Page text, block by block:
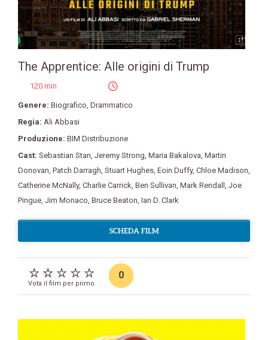
The Apprentice: Alle origini di Trump
120 min
Genere: Biografico, Drammatico
Regia: Ali Abbasi
Produzione: BIM Distribuzione
Cast: Sebastian Stan, Jeremy Strong, Maria Bakalova, Martin
Donovan, Patch Darragh, Stuart Hughes, Eoin Duffy, Chloe Madison,
Catherine McNally, Charlie Carrick, Ben Sullivan, Mark Rendall , Joe
Pingue, Jim Monaco, Bruce Beaton, Ian D. Clark
SCHEDA FILM
Vota il film per primo
0